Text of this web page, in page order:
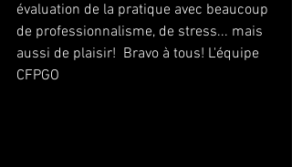
évaluation de la pratique avec beaucoup
de professionnalisme, de stress... mais
aussi de plaisir!  Bravo à tous! L'équipe
CFPGO